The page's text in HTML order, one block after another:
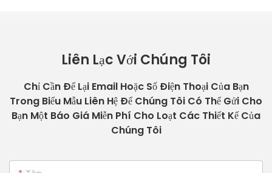
Liên Lạc Với Chúng Tôi
Chỉ Cần Để Lại Email Hoặc Số Điện Thoại Của Bạn
Trong Biểu Mẫu Liên Hệ Để Chúng Tôi Có Thể Gửi Cho
Bạn Một Báo Giá Miễn Phí Cho Loạt Các Thiết Kế Của
Chúng Tôi